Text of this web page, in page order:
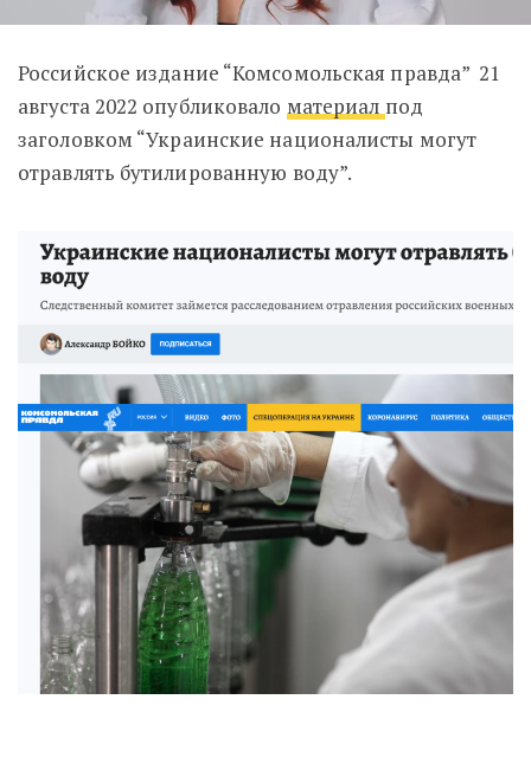
Российское издание “Комсомольская правда” 21
августа 2022 опубликовало материал под
заголовком “Украинские националисты могут
отравлять бутилированную воду”.